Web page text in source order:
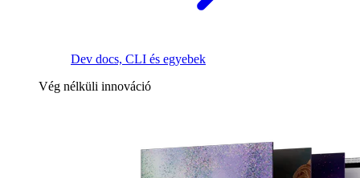
Dev docs, CLI és egyebek
Vég nélküli innováció